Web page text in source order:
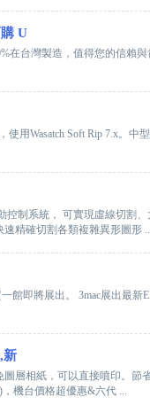
U
在台灣製造，值得您的
使用Wasatch Soft Rip 7.x。
控制系統， 可實現虛線切割
精確切割各類複雜異形圖形
館即將展出。 3mac展出最
新
圖層相紙，可以直接噴印。
，機台價格超優惠&六代 ...